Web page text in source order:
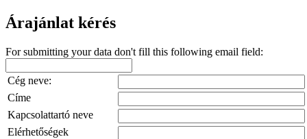
Árajánlat kérés
For submitting your data don't fill this following email field:
Cég neve:
Címe
Kapcsolattartó neve
Elérhetőségek